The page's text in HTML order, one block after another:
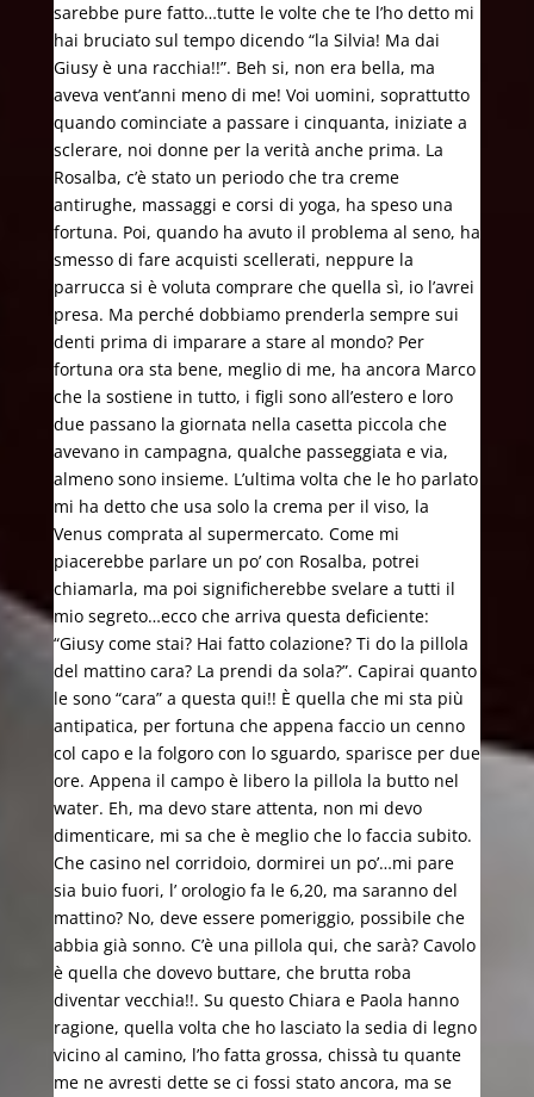
sarebbe pure fatto…tutte le volte che te l’ho detto mi
hai bruciato sul tempo dicendo “la Silvia! Ma dai
Giusy è una racchia!!”. Beh si, non era bella, ma
aveva vent’anni meno di me! Voi uomini, soprattutto
quando cominciate a passare i cinquanta, iniziate a
sclerare, noi donne per la verità anche prima. La
Rosalba, c’è stato un periodo che tra creme
antirughe, massaggi e corsi di yoga, ha speso una
fortuna. Poi, quando ha avuto il problema al seno, ha
smesso di fare acquisti scellerati, neppure la
parrucca si è voluta comprare che quella sì, io l’avrei
presa. Ma perché dobbiamo prenderla sempre sui
denti prima di imparare a stare al mondo? Per
fortuna ora sta bene, meglio di me, ha ancora Marco
che la sostiene in tutto, i figli sono all’estero e loro
due passano la giornata nella casetta piccola che
avevano in campagna, qualche passeggiata e via,
almeno sono insieme. L’ultima volta che le ho parlato
mi ha detto che usa solo la crema per il viso, la
Venus comprata al supermercato. Come mi
piacerebbe parlare un po’ con Rosalba, potrei
chiamarla, ma poi significherebbe svelare a tutti il
mio segreto…ecco che arriva questa deficiente:
“Giusy come stai? Hai fatto colazione? Ti do la pillola
del mattino cara? La prendi da sola?”. Capirai quanto
le sono “cara” a questa qui!! È quella che mi sta più
antipatica, per fortuna che appena faccio un cenno
col capo e la folgoro con lo sguardo, sparisce per due
ore. Appena il campo è libero la pillola la butto nel
water. Eh, ma devo stare attenta, non mi devo
dimenticare, mi sa che è meglio che lo faccia subito.
Che casino nel corridoio, dormirei un po’…mi pare
sia buio fuori, l’ orologio fa le 6,20, ma saranno del
mattino? No, deve essere pomeriggio, possibile che
abbia già sonno. C’è una pillola qui, che sarà? Cavolo
è quella che dovevo buttare, che brutta roba
diventar vecchia!!. Su questo Chiara e Paola hanno
ragione, quella volta che ho lasciato la sedia di legno
vicino al camino, l’ho fatta grossa, chissà tu quante
me ne avresti dette se ci fossi stato ancora, ma se